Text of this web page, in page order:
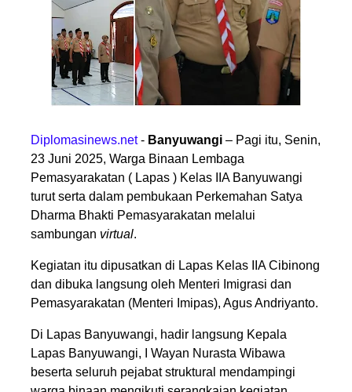
Diplomasinews.net- Banyuwangi – Pagi itu, Senin,
23 Juni 2025, Warga Binaan Lembaga
Pemasyarakatan ( Lapas ) Kelas IIA Banyuwangi
turut serta dalam pembukaan Perkemahan Satya
Dharma Bhakti Pemasyarakatan melalui
sambungan virtual.
Kegiatan itu dipusatkan di Lapas Kelas IIA Cibinong
dan dibuka langsung oleh Menteri Imigrasi dan
Pemasyarakatan (Menteri Imipas), Agus Andriyanto.
Di Lapas Banyuwangi, hadir langsung Kepala
Lapas Banyuwangi, I Wayan Nurasta Wibawa
beserta seluruh pejabat struktural mendampingi